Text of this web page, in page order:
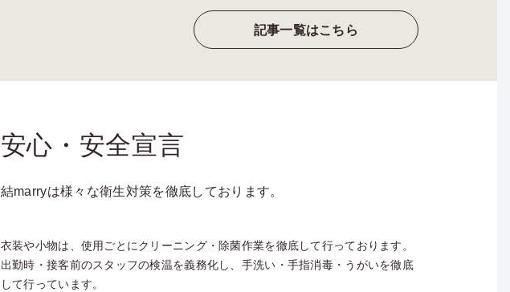
記事一覧はこちら
安心・安全宣言
結marryは様々な衛生対策を徹底しております。
衣装や小物は、使用ごとにクリーニング・除菌作業を徹底して行っております。
出勤時・接客前のスタッフの検温を義務化し、手洗い・手指消毒・うがいを徹底
して行っています。